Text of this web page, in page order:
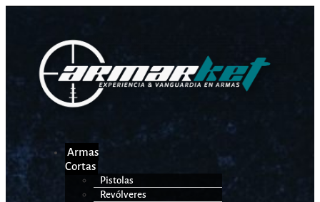
Armas
Cortas
Pistolas
Revólveres